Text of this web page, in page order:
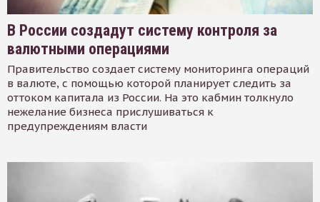
В России создадут систему контроля за
валютными операциями
Правительство создает систему мониторинга операций
в валюте, с помощью которой планирует следить за
оттоком капитала из России. На это кабмин толкнуло
нежелание бизнеса прислушиваться к
предупреждениям власти